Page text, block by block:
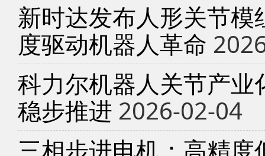
新时达发布人形关节
度驱动机器人革命
科力尔机器人关节产
稳步推进 2026-02-04